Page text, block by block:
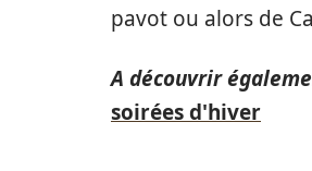
pavot ou alors de
A découvrir
soirées d'hiver